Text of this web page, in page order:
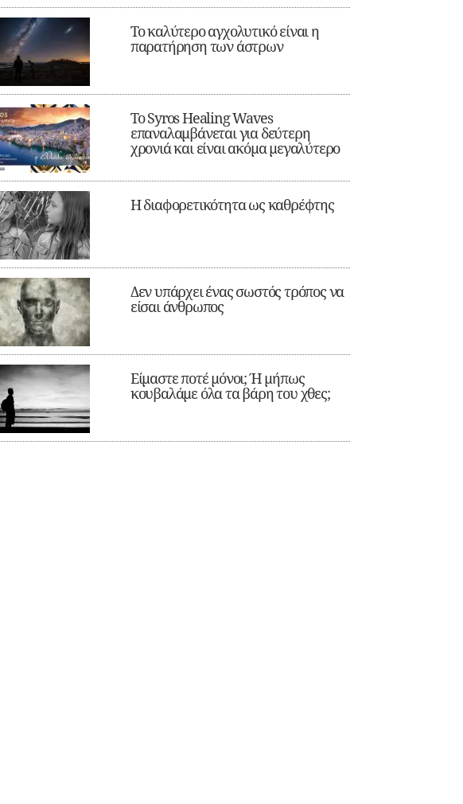
Το καλύτερο αγχολυτικό είναι η
παρατήρηση των άστρων
Το Syros Healing Waves
επαναλαμβάνεται για δεύτερη
χρονιά και είναι ακόμα μεγαλύτερο
Η διαφορετικότητα ως καθρέφτης
Δεν υπάρχει ένας σωστός τρόπος να
είσαι άνθρωπος
Είμαστε ποτέ μόνοι; Ή μήπως
κουβαλάμε όλα τα βάρη του χθες;